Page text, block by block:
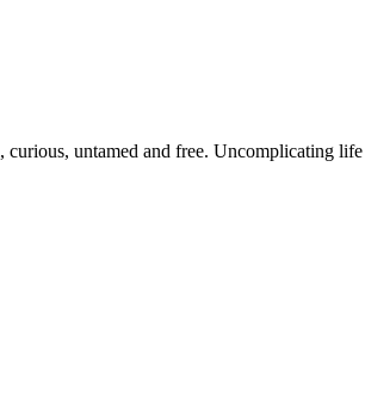
untamed and free. Uncomplicating life